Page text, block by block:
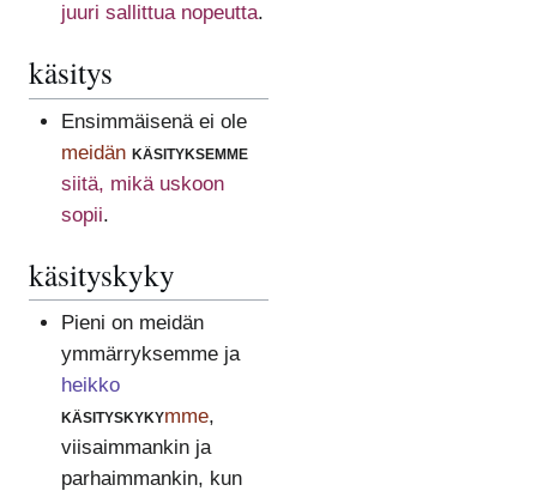
juuri sallittua nopeutta.
käsitys
Ensimmäisenä ei ole
meidän käsityksemme
siitä, mikä uskoon
sopii.
käsityskyky
Pieni on meidän
ymmärryksemme ja
heikko
käsityskykymme,
viisaimmankin ja
parhaimmankin, kun